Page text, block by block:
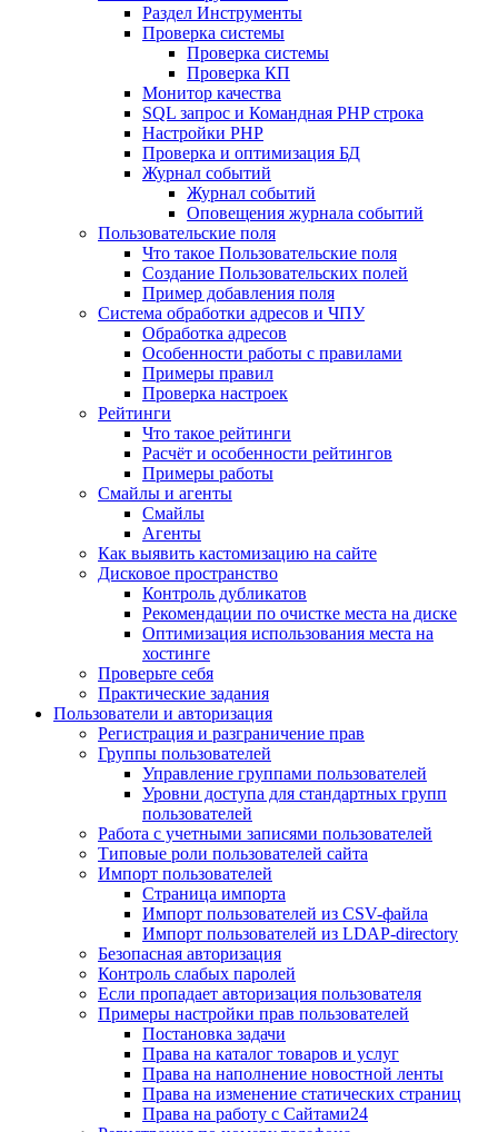
Раздел Инструменты
Проверка системы
Проверка системы
Проверка КП
Монитор качества
SQL запрос и Командная PHP строка
Настройки PHP
Проверка и оптимизация БД
Журнал событий
Журнал событий
Оповещения журнала событий
Пользовательские поля
Что такое Пользовательские поля
Создание Пользовательских полей
Пример добавления поля
Система обработки адресов и ЧПУ
Обработка адресов
Особенности работы с правилами
Примеры правил
Проверка настроек
Рейтинги
Что такое рейтинги
Расчёт и особенности рейтингов
Примеры работы
Смайлы и агенты
Смайлы
Агенты
Как выявить кастомизацию на сайте
Дисковое пространство
Контроль дубликатов
Рекомендации по очистке места на диске
Оптимизация использования места на
хостинге
Проверьте себя
Практические задания
Пользователи и авторизация
Регистрация и разграничение прав
Группы пользователей
Управление группами пользователей
Уровни доступа для стандартных групп
пользователей
Работа с учетными записями пользователей
Типовые роли пользователей сайта
Импорт пользователей
Страница импорта
Импорт пользователей из CSV-файла
Импорт пользователей из LDAP-directory
Безопасная авторизация
Контроль слабых паролей
Если пропадает авторизация пользователя
Примеры настройки прав пользователей
Постановка задачи
Права на каталог товаров и услуг
Права на наполнение новостной ленты
Права на изменение статических страниц
Права на работу с Сайтами24